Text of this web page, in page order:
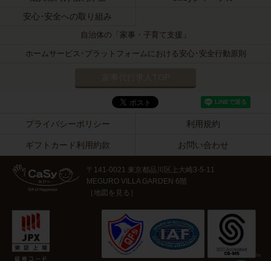
安心･安全への取り組み
自治体の「家事・子育て支援」
ホームサービス･プラットフォームにおける安心･安全行動原則
プライバシーポリシー 利用規約
ギフトカード利用約款 お問い合わせ
〒141-0021 東京都品川区上大崎3-5-11
MEGURO VILLA GARDEN 6階
［地図を見る ］